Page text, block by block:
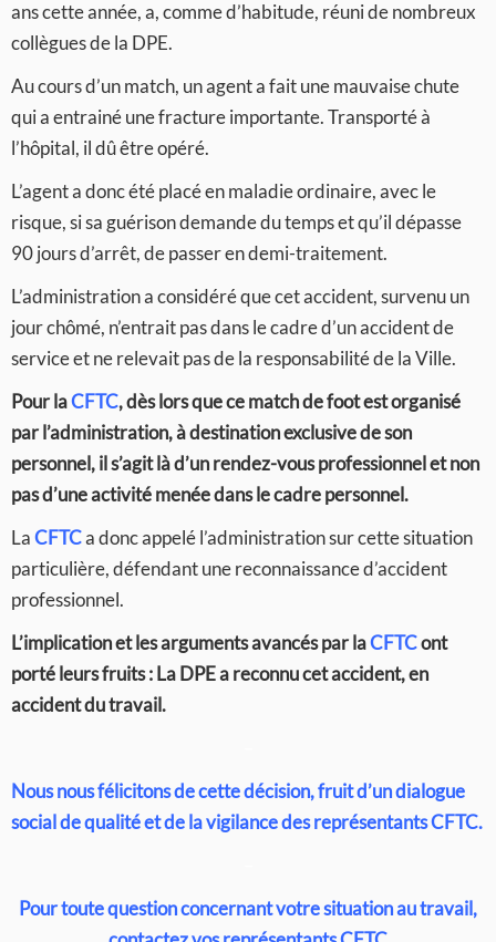
ans cette année, a, comme d’habitude, réuni de nombreux
collègues de la DPE.
Au cours d’un match, un agent a fait une mauvaise chute
qui a entrainé une fracture importante. Transporté à
l’hôpital, il dû être opéré.
L’agent a donc été placé en maladie ordinaire, avec le
risque, si sa guérison demande du temps et qu’il dépasse
90 jours d’arrêt, de passer en demi-traitement.
L’administration a considéré que cet accident, survenu un
jour chômé, n’entrait pas dans le cadre d’un accident de
service et ne relevait pas de la responsabilité de la Ville.
Pour laCFTC, dès lors que ce match de foot est organisé
par l’administration, à destination exclusive de son
personnel, il s’agit là d’un rendez-vous professionnel et non
pas d’une activité menée dans le cadre personnel.
LaCFTCa donc appelé l’administration sur cette situation
particulière, défendant une reconnaissance d’accident
professionnel.
L’implication et les arguments avancés par laCFTCont
porté leurs fruits : La DPE a reconnu cet accident, en
accident du travail.
Nous nous félicitons de cette décision, fruit d’un dialogue
social de qualité et de la vigilance des représentants CFTC.
Pour toute question concernant votre situation au travail,